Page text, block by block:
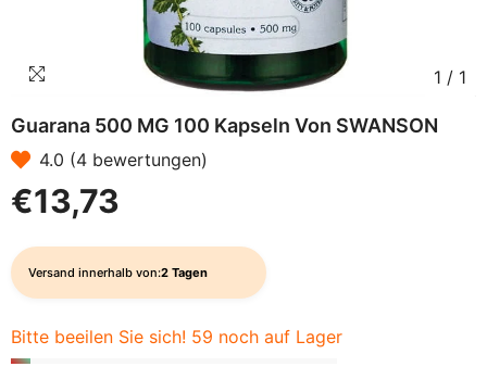
1 / 1
Guarana 500 MG 100 Kapseln Von SWANSON
4.0 (4 bewertungen)
€13,73
Versand innerhalb von:2 Tagen
Bitte beeilen Sie sich! 59 noch auf Lager